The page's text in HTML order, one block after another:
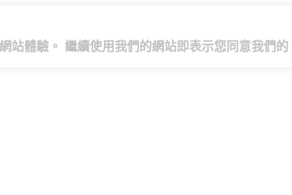
站體驗。 繼續使用我們的網站即表示您同意我們的